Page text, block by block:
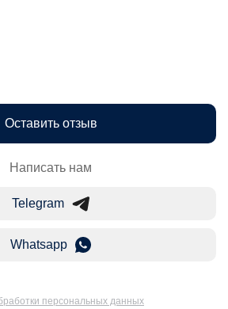
Оставить отзыв
Написать нам
Telegram
Whatsapp
персональных данных